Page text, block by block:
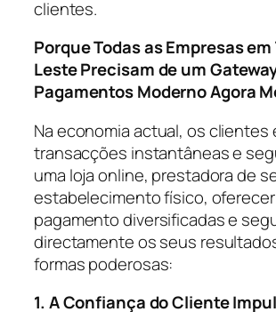
clientes.
Porque Todas as Empresas
Leste Precisam de um
Pagamentos Moderno Agora
Na economia actual, os clientes
transacções instantâneas e
uma loja online, prestadora de
estabelecimento físico,
pagamento diversificadas e
directamente os seus
formas poderosas:
1. A Confiança do Cliente